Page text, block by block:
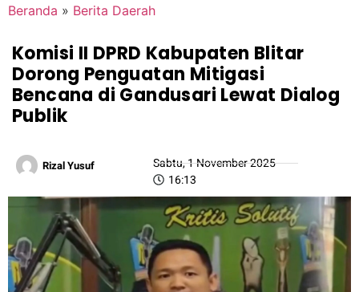
Beranda » Berita Daerah
Komisi II DPRD Kabupaten Blitar
Dorong Penguatan Mitigasi
Bencana di Gandusari Lewat Dialog
Publik
Rizal Yusuf
Sabtu, 1 November 2025
16:13